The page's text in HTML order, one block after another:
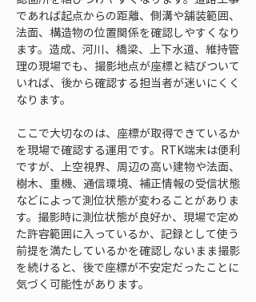
であれば起点からの距離、側溝や舗装範囲、
法面、構造物の位置関係を確認しやすくなり
ます。造成、河川、橋梁、上下水道、維持管
理の現場でも、撮影地点が座標と結びついて
いれば、後から確認する担当者が迷いにくく
なります。
ここで大切なのは、座標が取得できているか
を現場で確認する運用です。RTK端末は便利
ですが、上空視界、周辺の高い建物や法面、
樹木、重機、通信環境、補正情報の受信状態
などによって測位状態が変わることがありま
す。撮影時に測位状態が良好か、現場で定め
た許容範囲に入っているか、記録として使う
前提を満たしているかを確認しないまま撮影
を続けると、後で座標が不安定だったことに
気づく可能性があります。